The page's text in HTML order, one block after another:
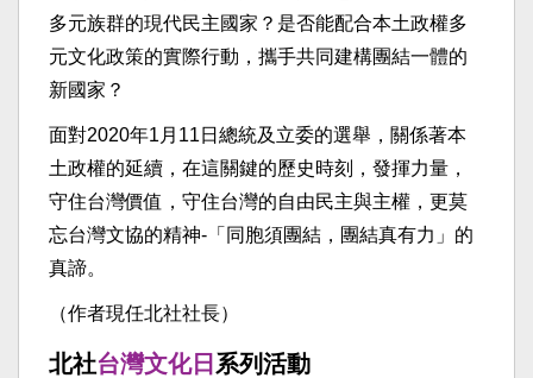
多元族群的現代民主國家？是否能配合本土政權多
元文化政策的實際行動，攜手共同建構團結一體的
新國家？
面對2020年1月11日總統及立委的選舉，關係著本
土政權的延續，在這關鍵的歷史時刻，發揮力量，
守住台灣價值，守住台灣的自由民主與主權，更莫
忘台灣文協的精神-「同胞須團結，團結真有力」的
真諦。
（作者現任北社社長）
北社台灣文化日 系列活動